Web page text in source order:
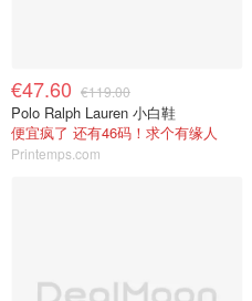
€47.60 €119.00
Polo Ralph Lauren 小白鞋
便宜疯了 还有46码！求个有缘人
Printemps.com